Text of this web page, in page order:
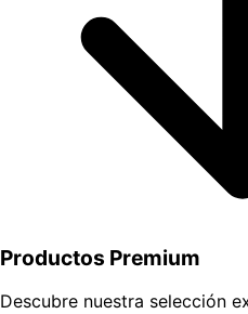
Productos Premium
Descubre nuestra selección